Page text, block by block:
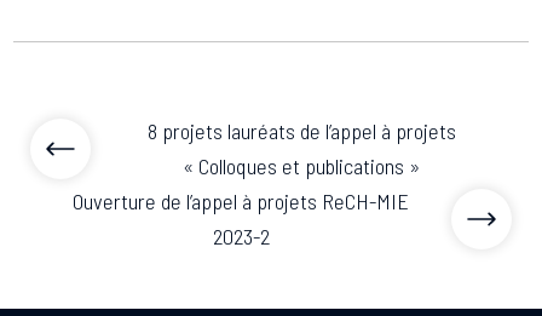
8 projets lauréats de l’appel à projets
« Colloques et publications »
Ouverture de l’appel à projets ReCH-MIE
2023-2